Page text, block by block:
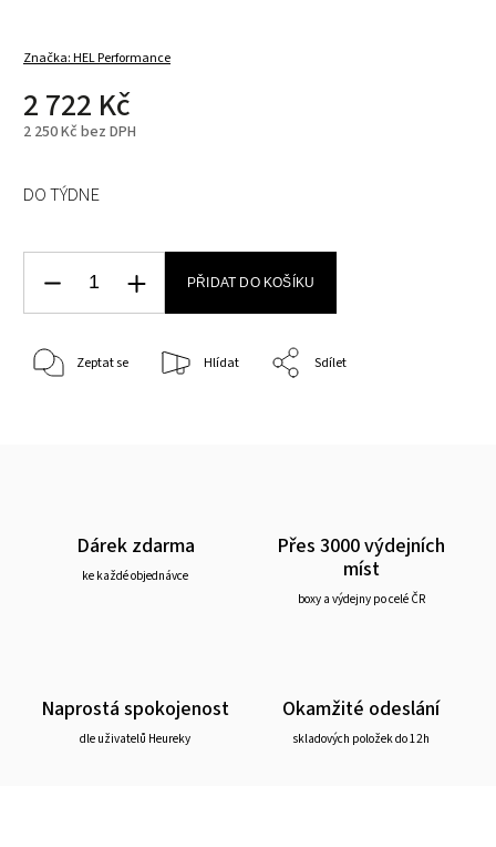
Značka:HEL Performance
2 722 Kč
2 250 Kč bez DPH
DO TÝDNE
PŘIDAT DO KOŠÍKU
Zeptat se Hlídat Sdílet
Dárek zdarma
ke každé objednávce
Přes 3000 výdejních
míst
boxy a výdejny po celé ČR
Naprostá spokojenost
dle uživatelů Heureky
Okamžité odeslání
skladových položek do 12h